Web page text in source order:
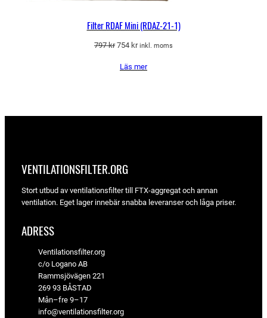
Filter RDAF Mini (RDAZ-21-1)
797kr Det
priset
754 krDet
priset
inkl. moms
Läs mer
VENTILATIONSFILTER­.ORG
Stort utbud av ventilationsfilter till FTX-aggregat och annan
ventilation. Eget lager innebär snabba leveranser och låga priser.
ADRESS
Ventilationsfilter.org
c/o Logano AB
Rammsjövägen 221
269 93 BÅSTAD
Mån–fre 9–17
info@ventilationsfilter.org